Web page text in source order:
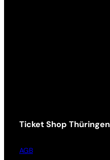
Ticket Shop Thüringen
AGB